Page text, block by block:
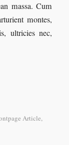
massa. Cum
montes,
ultricies nec,
Article,